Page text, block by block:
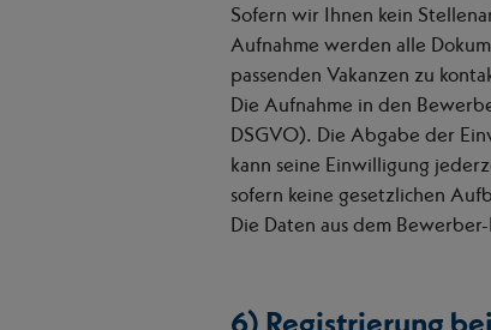
Sofern wir Ihnen kein
Aufnahme werden alle
passenden Vakanzen zu
Die Aufnahme in den
DSGVO). Die Abgabe der
kann seine Einwilligung
sofern keine gesetzlichen
Die Daten aus dem